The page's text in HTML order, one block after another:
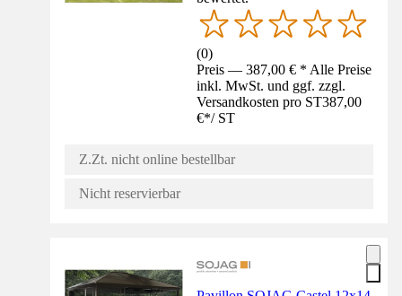
(0)
Preis — 387,00 € * Alle Preise
inkl. MwSt. und ggf. zzgl.
Versandkosten pro ST387,00
€*/ ST
Z.Zt. nicht online bestellbar
Nicht reservierbar